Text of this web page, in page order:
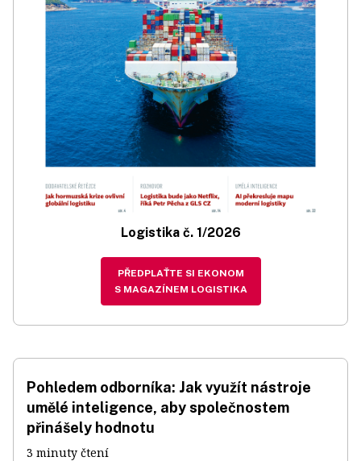
Logistika č. 1/2026
PŘEDPLAŤTE SI EKONOM
S MAGAZÍNEM LOGISTIKA
Pohledem odborníka: Jak využít nástroje
umělé inteligence, aby společnostem
přinášely hodnotu
3 minuty čtení